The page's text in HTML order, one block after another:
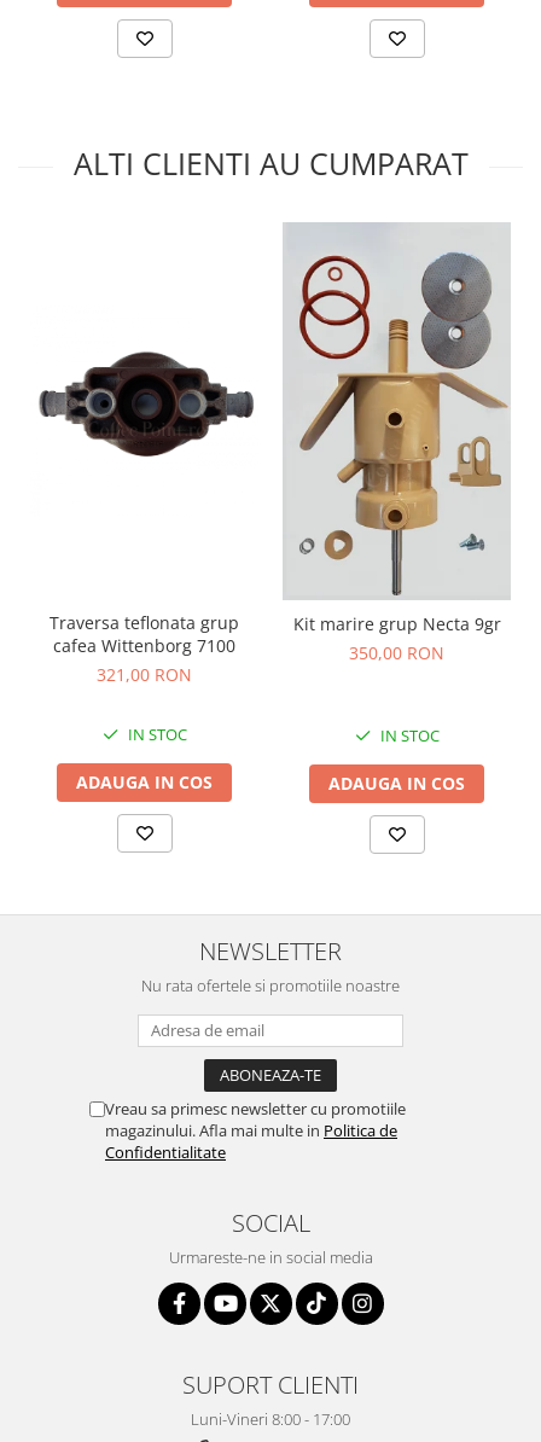
ALTI CLIENTI AU CUMPARAT
Traversa teflonata grup
cafea Wittenborg 7100
321,00 RON
IN STOC
ADAUGA IN COS
Kit marire grup Necta 9gr
350,00 RON
IN STOC
ADAUGA IN COS
NEWSLETTER
Nu rata ofertele si promotiile noastre
Vreau sa primesc newsletter cu promotiile
magazinului. Afla mai multe in Politica de
Confidentialitate
SOCIAL
Urmareste-ne in social media
SUPORT CLIENTI
Luni-Vineri 8:00 - 17:00